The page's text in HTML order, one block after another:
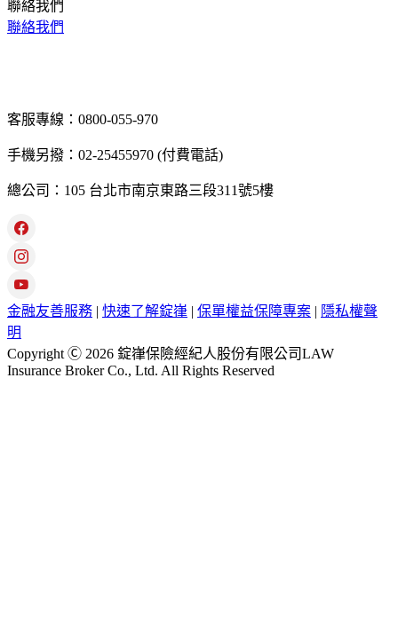
聯絡我們
聯絡我們
客服專線：0800-055-970
手機另撥：02-25455970 (付費電話)
總公司：105 台北市南京東路三段311號5樓
金融友善服務 | 快速了解錠嵂 | 保單權益保障專案 | 隱私權聲
明
Copyright Ⓒ 2026 錠嵂保險經紀人股份有限公司LAW
Insurance Broker Co., Ltd. All Rights Reserved